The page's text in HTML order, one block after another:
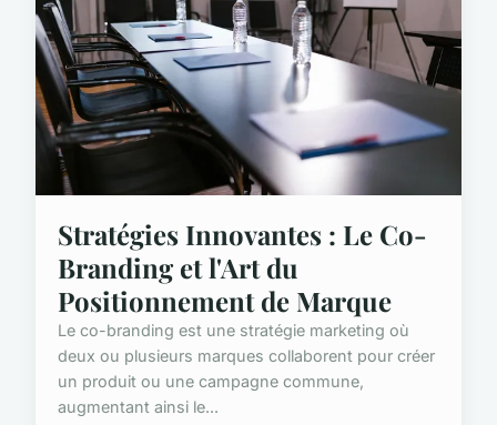
Stratégies Innovantes : Le Co-
Branding et l'Art du
Positionnement de Marque
Le co-branding est une stratégie marketing où
deux ou plusieurs marques collaborent pour créer
un produit ou une campagne commune,
augmentant ainsi le...